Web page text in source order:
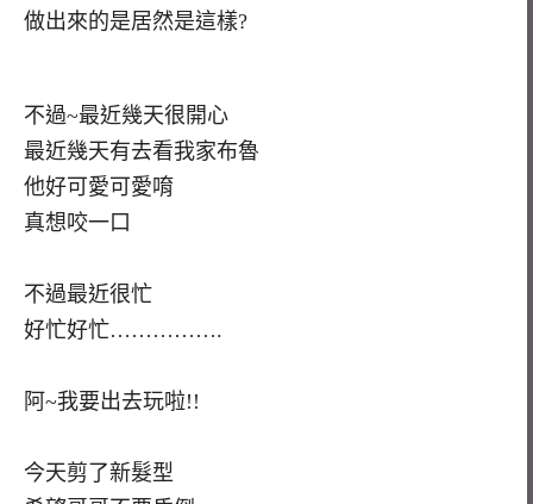
做出來的是居然是這樣?
不過~最近幾天很開心
最近幾天有去看我家布魯
他好可愛可愛唷
真想咬一口
不過最近很忙
好忙好忙…………….
阿~我要出去玩啦!!
今天剪了新髮型